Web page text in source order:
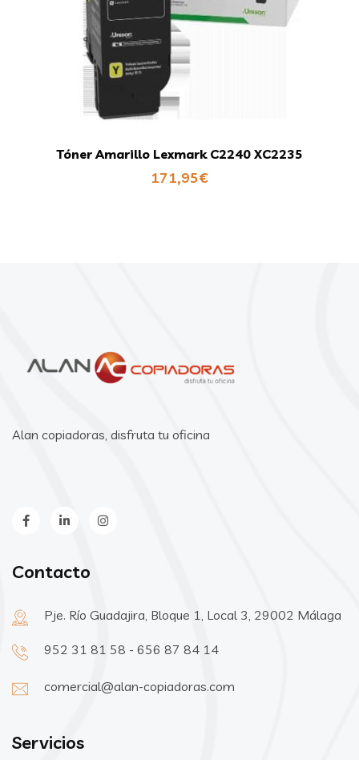
Tóner Amarillo Lexmark C2240 XC2235
171,95€
Alan copiadoras, disfruta tu oficina
Contacto
Pje. Río Guadajira, Bloque 1, Local 3, 29002 Málaga
952 31 81 58 - 656 87 84 14
comercial@alan-copiadoras.com
Servicios